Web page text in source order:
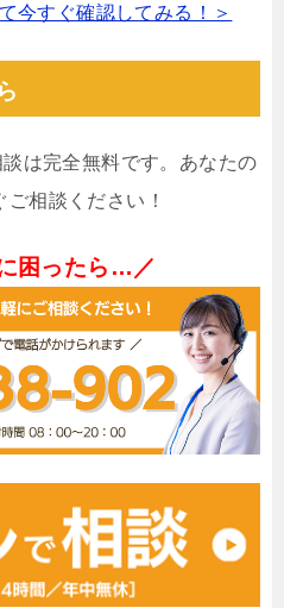
今すぐ確認してみる！＞
は完全無料です。あなたの
相談ください！
困ったら…／